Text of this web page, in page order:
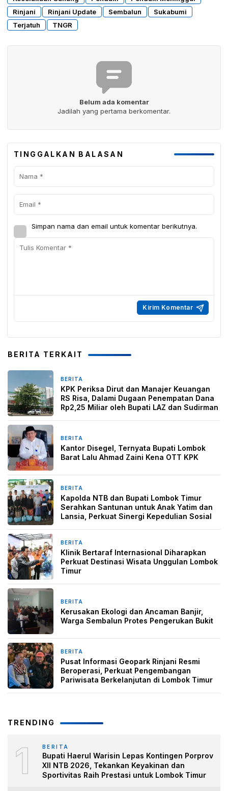
Rinjani
Rinjani Update Sembalun
Sukabumi
Terjatuh
TNGR
Belum ada komentar
Jadilah yang pertama berkomentar.
TINGGALKAN BALASAN
Simpan nama dan email untuk komentar berikutnya.
BERITA TERKAIT
BERITA
KPK Periksa Dirut dan Manajer Keuangan
RS Risa, Dalami Dugaan Penempatan Dana
Rp2,25 Miliar oleh Bupati LAZ dan Sudirman
BERITA
Kantor Disegel, Ternyata Bupati Lombok
Barat Lalu Ahmad Zaini Kena OTT KPK
BERITA
Kapolda NTB dan Bupati Lombok Timur
Serahkan Santunan untuk Anak Yatim dan
Lansia, Perkuat Sinergi Kepedulian Sosial
BERITA
Klinik Bertaraf Internasional Diharapkan
Perkuat Destinasi Wisata Unggulan Lombok
Timur
BERITA
Kerusakan Ekologi dan Ancaman Banjir,
Warga Sembalun Protes Pengerukan Bukit
BERITA
Pusat Informasi Geopark Rinjani Resmi
Beroperasi, Perkuat Pengembangan
Pariwisata Berkelanjutan di Lombok Timur
TRENDING
1 BERITA
Bupati Haerul Warisin Lepas Kontingen Porprov
XII NTB 2026, Tekankan Keyakinan dan
Sportivitas Raih Prestasi untuk Lombok Timur